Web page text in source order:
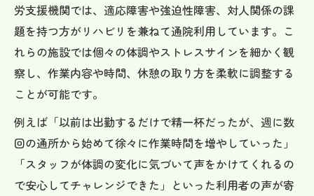
労支援機関では、適応障害や強迫性障害、対人関係の課
題を持つ方がリハビリを兼ねて通院利用しています。こ
れらの施設では個々の体調やストレスサインを細かく観
察し、作業内容や時間、休憩の取り方を柔軟に調整する
ことが可能です。
例えば「以前は出勤するだけで精一杯だったが、週に数
回の通所から始めて徐々に作業時間を増やしていった」
「スタッフが体調の変化に気づいて声をかけてくれるの
で安心してチャレンジできた」といった利用者の声が寄